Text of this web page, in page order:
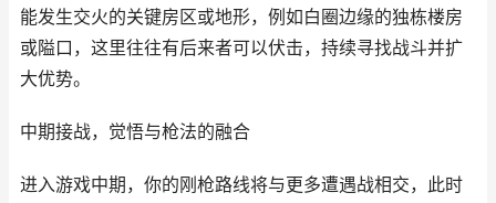
能发生交火的关键房区或地形，例如白圈边缘的独栋楼房
或隘口，这里往往有后来者可以伏击，持续寻找战斗并扩
大优势。
中期接战，觉悟与枪法的融合
进入游戏中期，你的刚枪路线将与更多遭遇战相交，此时